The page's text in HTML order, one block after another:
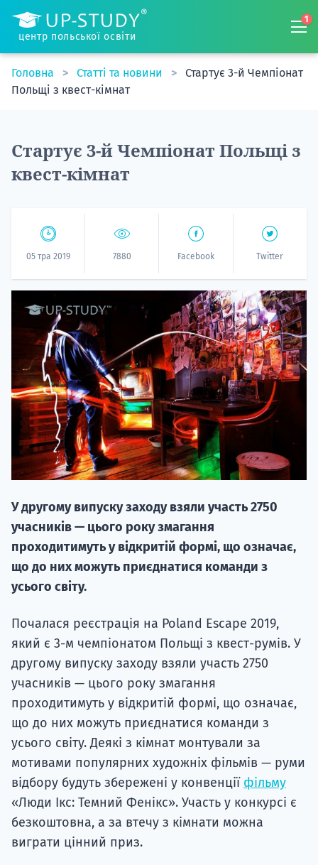
центр польської освіти
1
Головна Статті та новини
Стартує 3-й Чемпіонат
Польщі з квест-кімнат
Стартує 3-й Чемпіонат Польщі з
квест-кімнат
05 тра 2019 7880 Facebook Twitter
У другому випуску заходу взяли участь 2750
учасників — цього року змагання
проходитимуть у відкритій формі, що означає,
що до них можуть приєднатися команди з
усього світу.
Почалася реєстрація на Poland Escape 2019,
який є 3-м чемпіонатом Польщі з квест-румів. У
другому випуску заходу взяли участь 2750
учасників — цього року змагання
проходитимуть у відкритій формі, що означає,
що до них можуть приєднатися команди з
усього світу. Деякі з кімнат монтували за
мотивами популярних художніх фільмів — руми
відбору будуть збережені у конвенції фільму
«Люди Ікс: Темний Фенікс». Участь у конкурсі є
безкоштовна, а за втечу з кімнати можна
виграти цінний приз.
"Навчання
вступ на